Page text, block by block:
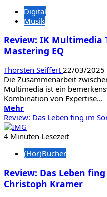
2K25
(PS5)
Digital
Musik
Review: IK Multimedia
Mastering EQ
Thorsten Seiffert 22/03/2025
Die Zusammenarbeit
Multimedia ist ein
Kombination von Expertise...
MehrMehr
Informationen
über
Review:
Multimedia
RackS
Lurssen
Review: Das Leben fing im
4 Minuten Lesezeit
(Hör)Bücher
Review: Das Leben
Christoph Kramer